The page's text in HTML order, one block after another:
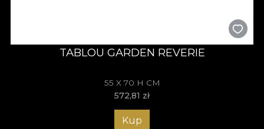
TABLOU GARDEN REVERIE
55 X 70 H CM
572,81 zł
Kup